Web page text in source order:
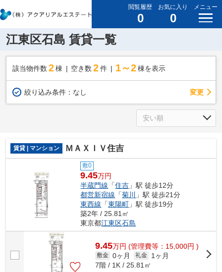
閲覧履歴
0
お気に入り
0
メニュー
江東区石島 賃貸一覧
該当物件数 2棟 空き数 2 件 1～2 棟を表示
絞り込み条件： なし 変更
賃貸 | マンション ＭＡＸＩＶ住吉
敷0
9.45万円
半蔵門線 「住吉 」駅 徒歩12分
都営新宿線 「菊川
」駅 徒歩21分
東西線 「東陽町 」駅 徒歩19分
築2年 / 25.81㎡
東京都江東区石島
9.45万円 (管理費等：15,000円 )
敷金 0ヶ月 礼金
1ヶ月
7階 / 1K / 25.81㎡